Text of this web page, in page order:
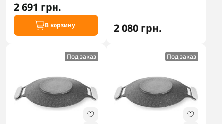
2 691 грн.
В корзину 2 080 грн.
Под заказ Под заказ